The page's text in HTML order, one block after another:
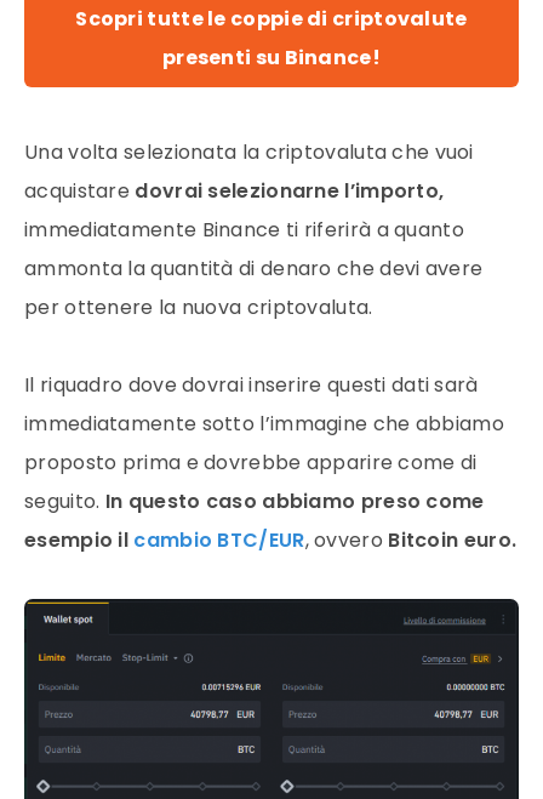
Scopri tutte le coppie di criptovalute
presenti su Binance!
Una volta selezionata la criptovaluta che vuoi
acquistare dovrai selezionarne l’importo,
immediatamente Binance ti riferirà a quanto
ammonta la quantità di denaro che devi avere
per ottenere la nuova criptovaluta.
Il riquadro dove dovrai inserire questi dati sarà
immediatamente sotto l’immagine che abbiamo
proposto prima e dovrebbe apparire come di
seguito. In questo caso abbiamo preso come
esempio il cambio BTC/EUR, ovvero Bitcoin euro.